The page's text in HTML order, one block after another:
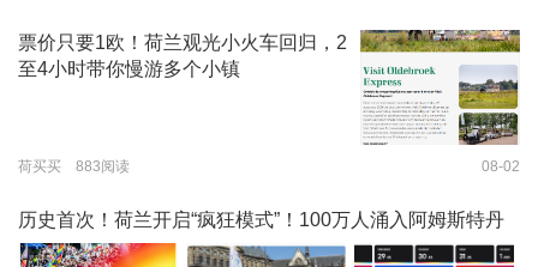
票价只要1欧！荷兰观光小火车回归，2
至4小时带你慢游多个小镇
荷买买 883阅读 08-02
历史首次！荷兰开启“疯狂模式”！100万人涌入阿姆斯特丹